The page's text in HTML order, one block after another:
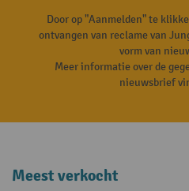
Door op "Aanmelden" te
ontvangen van reclame van
vorm van
Meer informatie over de
nieuwsbrief
Meest verkocht